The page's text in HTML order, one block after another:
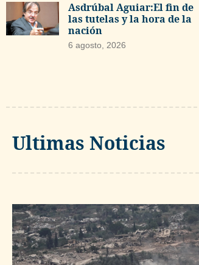
Asdrúbal Aguiar:El fin de
las tutelas y la hora de la
nación
6 agosto, 2026
Ultimas Noticias